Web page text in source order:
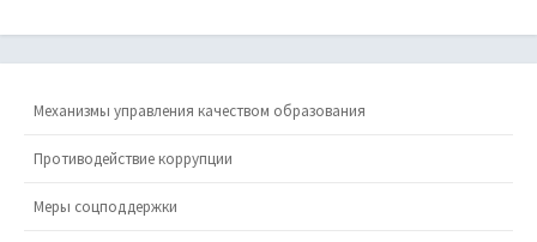
Механизмы управления качеством образования
Противодействие коррупции
Меры соцподдержки